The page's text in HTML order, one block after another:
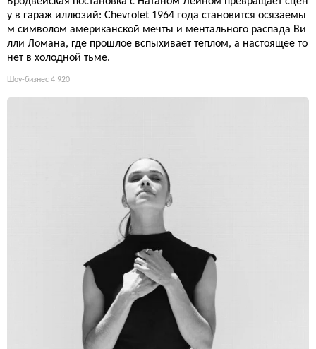
у в гараж иллюзий: Chevrolet 1964 года становится осязаемы
м символом американской мечты и ментального распада Ви
лли Ломана, где прошлое вспыхивает теплом, а настоящее то
нет в холодной тьме.
Шоу-бизнес 4 920